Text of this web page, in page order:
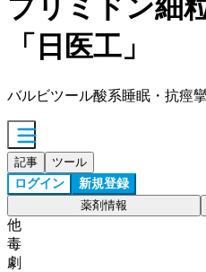
プリミドン細
「日医工」
バルビツール酸系睡眠・抗痙
記事 ツール
ログイン 新規登録
薬剤情報
他
毒
劇